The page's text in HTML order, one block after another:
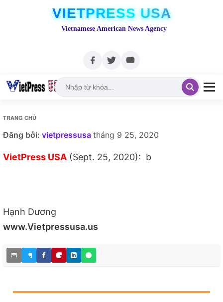
VIETPRESS USA
Vietnamese American News Agency
TRANG CHỦ
Đăng bởi: vietpressusa tháng 9 25, 2020
VietPress USA (Sept. 25, 2020): b
Hạnh Dương
www.Vietpressusa.us